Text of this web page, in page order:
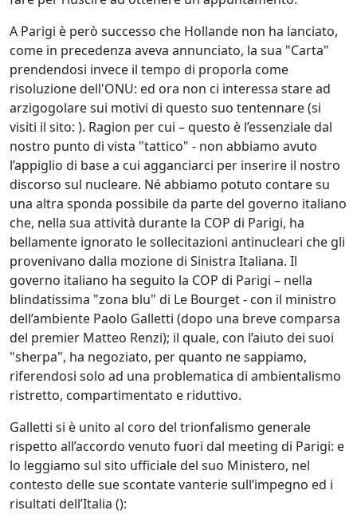
A Parigi è però successo che Hollande non ha lanciato,
come in precedenza aveva annunciato, la sua "Carta"
prendendosi invece il tempo di proporla come
risoluzione dell'ONU: ed ora non ci interessa stare ad
arzigogolare sui motivi di questo suo tentennare (si
visiti il sito: ). Ragion per cui – questo è l’essenziale dal
nostro punto di vista "tattico" - non abbiamo avuto
l’appiglio di base a cui agganciarci per inserire il nostro
discorso sul nucleare. Né abbiamo potuto contare su
una altra sponda possibile da parte del governo italiano
che, nella sua attività durante la COP di Parigi, ha
bellamente ignorato le sollecitazioni antinucleari che gli
provenivano dalla mozione di Sinistra Italiana. Il
governo italiano ha seguito la COP di Parigi – nella
blindatissima "zona blu" di Le Bourget - con il ministro
dell’ambiente Paolo Galletti (dopo una breve comparsa
del premier Matteo Renzi); il quale, con l’aiuto dei suoi
"sherpa", ha negoziato, per quanto ne sappiamo,
riferendosi solo ad una problematica di ambientalismo
ristretto, compartimentato e riduttivo.
Galletti si è unito al coro del trionfalismo generale
rispetto all’accordo venuto fuori dal meeting di Parigi: e
lo leggiamo sul sito ufficiale del suo Ministero, nel
contesto delle sue scontate vanterie sull’impegno ed i
risultati dell’Italia ():